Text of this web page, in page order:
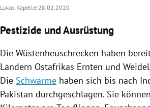
Lukas Kapeller28.02.2020
Pestizide und Ausrüstung
Die Wüstenheuschrecken haben
Ländern Ostafrikas Ernten und
Die Schwärme haben sich bis nach
Pakistan durchgeschlagen. Sie